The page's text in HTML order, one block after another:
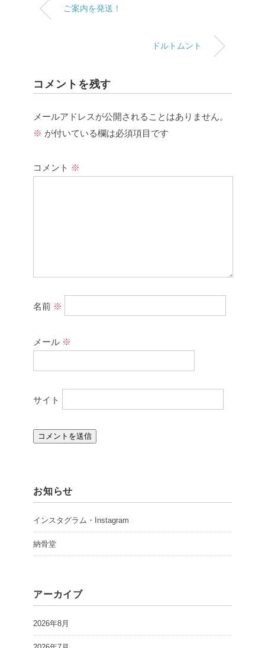
ご案内を発送！
ドルトムント
コメントを残す
メールアドレスが公開されることはありません。
※ が付いている欄は必須項目です
コメント ※
名前 ※
メール ※
サイト
お知らせ
インスタグラム・Instagram
納骨堂
アーカイブ
2026年8月